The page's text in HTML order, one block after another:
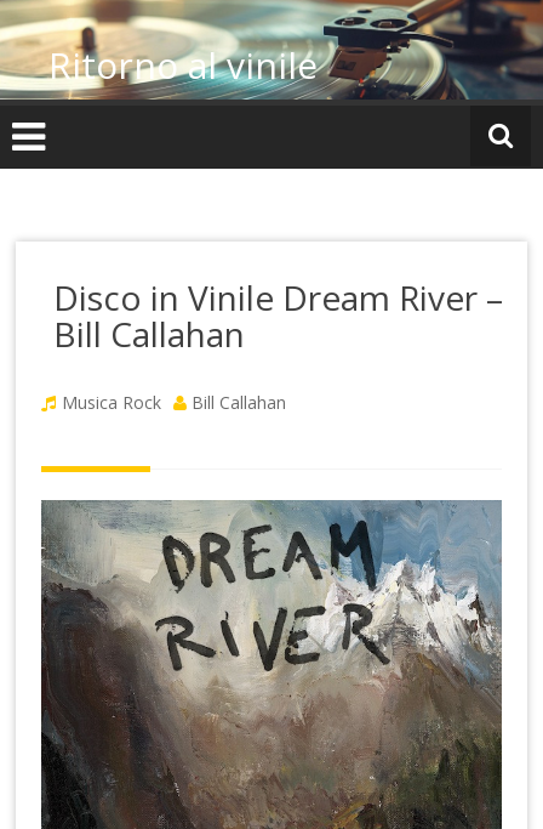
Vai
al
contenutoRitorno al vinile
Disco in Vinile Dream River –
Bill Callahan
Musica Rock Bill Callahan